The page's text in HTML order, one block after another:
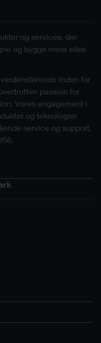
og services, der
og bygge mere sikre
inden for
passion for
Vores engagement i
og teknologier
service og support,